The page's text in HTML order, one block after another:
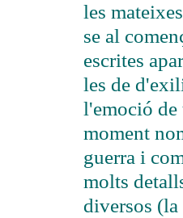
les
se al
escrites
les de
l'emoció de
moment
guerra i
molts
diversos (la